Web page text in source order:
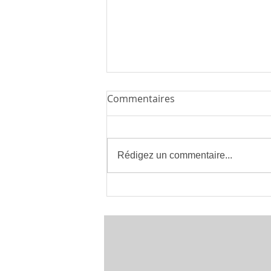
Commentaires
Rédigez un commentaire...